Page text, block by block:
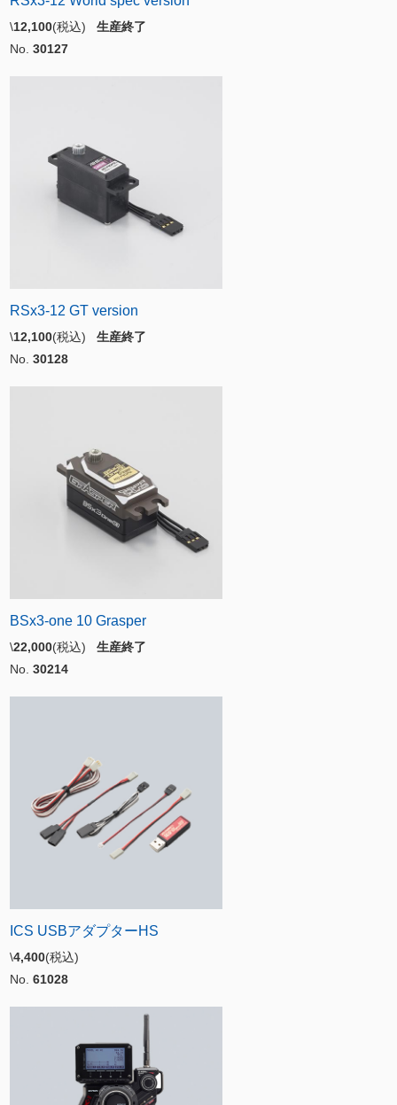
\12,100(税込) 生産終了
No. 30127
RSx3-12 GT version
\12,100(税込) 生産終了
No. 30128
BSx3-one 10 Grasper
\22,000(税込) 生産終了
No. 30214
ICS USBアダプターHS
\4,400(税込)
No. 61028